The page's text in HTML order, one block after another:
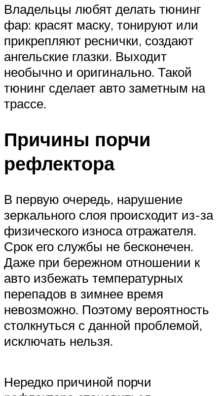
Владельцы любят делать тюнинг
фар: красят маску, тонируют или
прикрепляют реснички, создают
ангельские глазки. Выходит
необычно и оригинально. Такой
тюнинг сделает авто заметным на
трассе.
Причины порчи
рефлектора
В первую очередь, нарушение
зеркального слоя происходит из-за
физического износа отражателя.
Срок его службы не бесконечен.
Даже при бережном отношении к
авто избежать температурных
перепадов в зимнее время
невозможно. Поэтому вероятность
столкнуться с данной проблемой,
исключать нельзя.
Нередко причиной порчи